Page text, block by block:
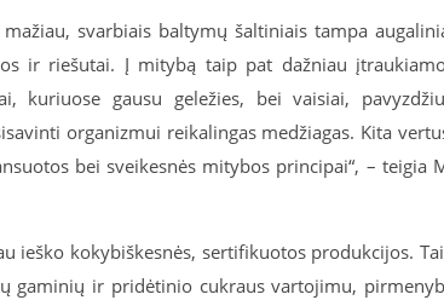
svarbiais baltymų šaltiniais tampa
ir riešutai. Į mitybą taip pat dažniau
kuriuose gausu geležies, bei vaisiai,
organizmui reikalingas medžiagas. Kita
bei sveikesnės mitybos principai“, – teigia
ieško kokybiškesnės, sertifikuotos produkcijos.
gaminių ir pridėtinio cukraus vartojimu,